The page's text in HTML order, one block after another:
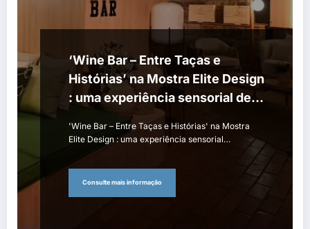
‘Wine Bar – Entre Taças e
Histórias’ na Mostra Elite Design
: uma experiência sensorial de
acolhimento, conexão e
celebração
'Wine Bar – Entre Taças e Histórias' na Mostra
Elite Design : uma experiência sensorial…
Consulte mais informação